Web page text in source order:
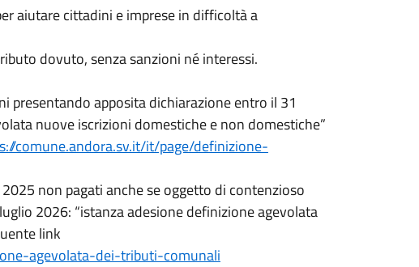
aiutare cittadini e imprese in difficoltà a
dovuto, senza sanzioni né interessi.
presentando apposita dichiarazione entro il 31
nuove iscrizioni domestiche e non domestiche”
comune.andora.sv.it/it/page/definizione-
non pagati anche se oggetto di contenzioso
2026: “istanza adesione definizione agevolata
link
agevolata-dei-tributi-comunali